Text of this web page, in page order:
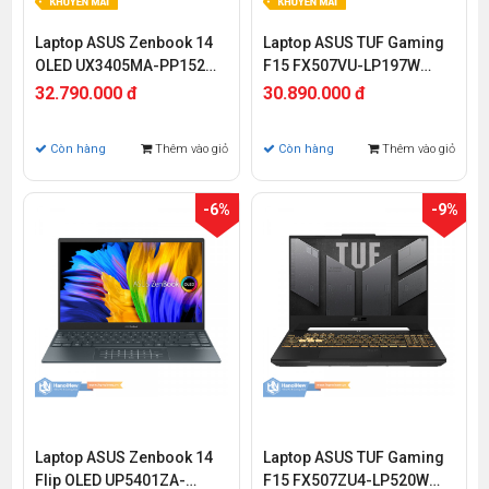
Laptop ASUS Zenbook 14
OLED UX3405MA-PP152W
(Intel Core Ultra 7 155H |
11)
32.790.000 đ
Còn hàng Thêm vào giỏ
Laptop ASUS TUF Gaming
F15 FX507VU-LP197W
(Intel Core i7-13620H |
30.890.000 đ
Còn hàng Thêm vào giỏ
-6%
Laptop ASUS Zenbook 14
Flip OLED UP5401ZA-
-9%
Laptop ASUS TUF Gaming
F15 FX507ZU4-LP520W